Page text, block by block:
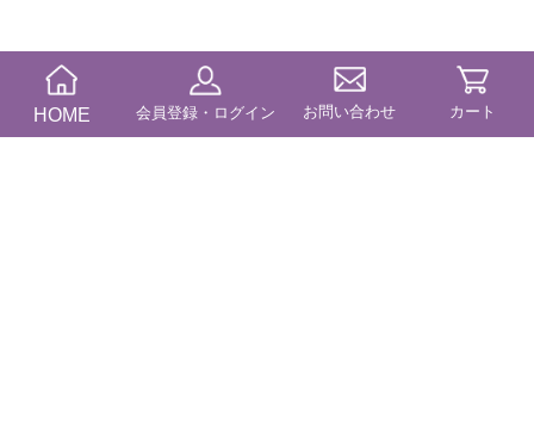
HOME 会員登録・ログイン お問い合わせ カート